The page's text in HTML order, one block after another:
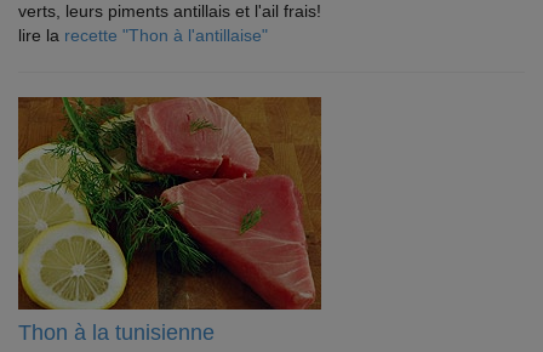
verts, leurs piments antillais et l'ail frais!
lire la recette "Thon à l'antillaise"
Thon à la tunisienne